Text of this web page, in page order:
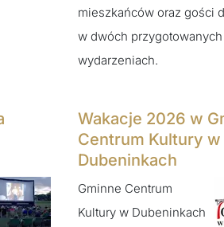
mieszkańców oraz gości
w dwóch przygotowanych
wydarzeniach.
Wakacje 2026 w
Centrum Kultury w
Dubeninkach
Gminne Centrum
Kultury w Dubeninkach